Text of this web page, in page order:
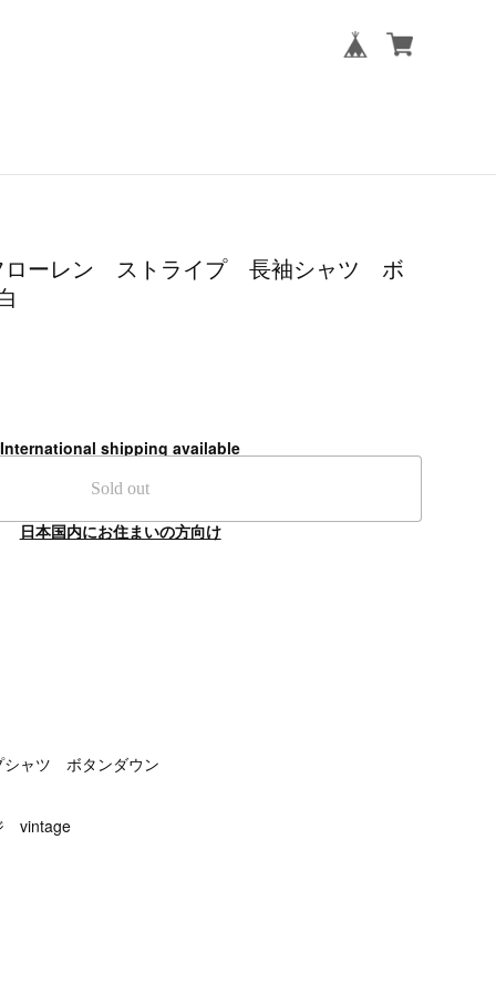
ローレン ストライプ 長袖シャツ ボ
International shipping available
Sold out
日本国内にお住まいの方向け
シャツ ボタンダウン
vintage